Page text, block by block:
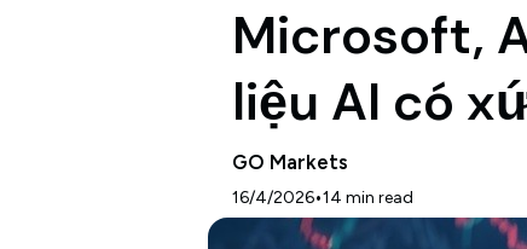
Microsoft,
liệu AI có
GO Markets
16/4/2026•14 min read